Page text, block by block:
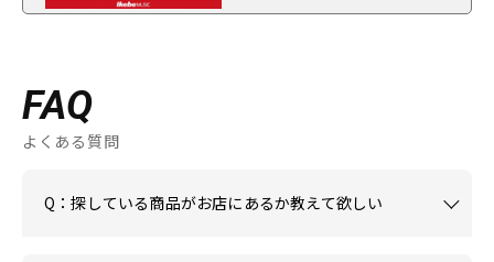
FAQ
よくある質問
Q：探している商品がお店にあるか教えて欲しい